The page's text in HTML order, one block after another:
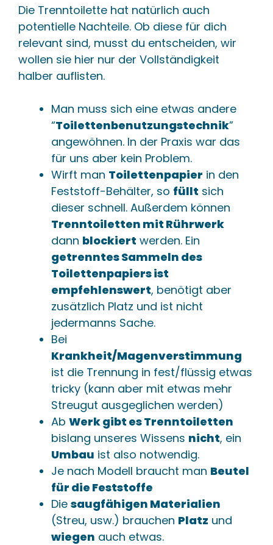
Die Trenntoilette hat natürlich auch
potentielle Nachteile. Ob diese für dich
relevant sind, musst du entscheiden, wir
wollen sie hier nur der Vollständigkeit
halber auflisten.
Man muss sich eine etwas andere
“Toilettenbenutzungstechnik”
angewöhnen. In der Praxis war das
für uns aber kein Problem.
Wirft man Toilettenpapier in den
Feststoff-Behälter, so füllt sich
dieser schnell. Außerdem können
Trenntoiletten mit Rührwerk
dann blockiert werden. Ein
getrenntes Sammeln des
Toilettenpapiers ist
empfehlenswert, benötigt aber
zusätzlich Platz und ist nicht
jedermanns Sache.
Bei
Krankheit/Magenverstimmung
ist die Trennung in fest/flüssig etwas
tricky (kann aber mit etwas mehr
Streugut ausgeglichen werden)
Ab Werk gibt es Trenntoiletten
bislang unseres Wissens nicht, ein
Umbau ist also notwendig.
Je nach Modell braucht man Beutel
für die Feststoffe
Die saugfähigen Materialien
(Streu, usw.) brauchen Platz und
wiegen auch etwas.